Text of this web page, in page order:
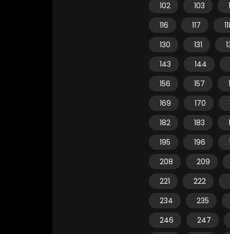
102
103
116
117
130
131
143
144
156
157
169
170
182
183
195
196
208
209
221
222
234
235
246
247